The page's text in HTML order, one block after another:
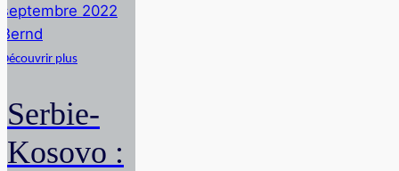
septembre 2022
Bernd
Découvrir plus
Serbie-
Kosovo :